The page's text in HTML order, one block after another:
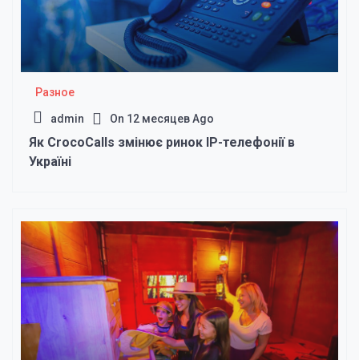
Разное
admin On 12 месяцев Ago
Як CrocoCalls змінює ринок IP-телефонії в
Україні